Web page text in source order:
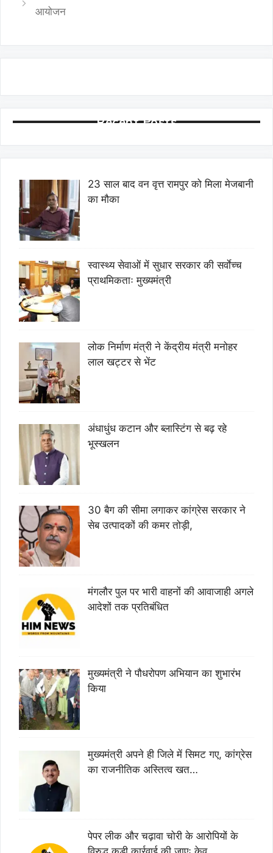
आयोजन
Recent Posts
23 साल बाद वन वृत्त रामपुर को मिला मेजबानी
का मौका
स्वास्थ्य सेवाओं में सुधार सरकार की सर्वाेच्च
प्राथमिकताः मुख्यमंत्री
लोक निर्माण मंत्री ने केंद्रीय मंत्री मनोहर
लाल खट्टर से भेंट
अंधाधुंध कटान और ब्लास्टिंग से बढ़ रहे
भूस्खलन
30 बैग की सीमा लगाकर कांग्रेस सरकार ने
सेब उत्पादकों की कमर तोड़ी,
मंगलौर पुल पर भारी वाहनों की आवाजाही अगले
आदेशों तक प्रतिबंधित
मुख्यमंत्री ने पौधरोपण अभियान का शुभारंभ
किया
मुख्यमंत्री अपने ही जिले में सिमट गए, कांग्रेस
का राजनीतिक अस्तित्व खत…
पेपर लीक और चढ़ावा चोरी के आरोपियों के